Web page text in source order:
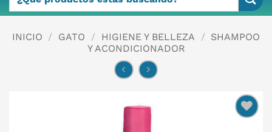
por:
INICIO / GATO / HIGIENE Y BELLEZA / SHAMPOO
Y ACONDICIONADOR